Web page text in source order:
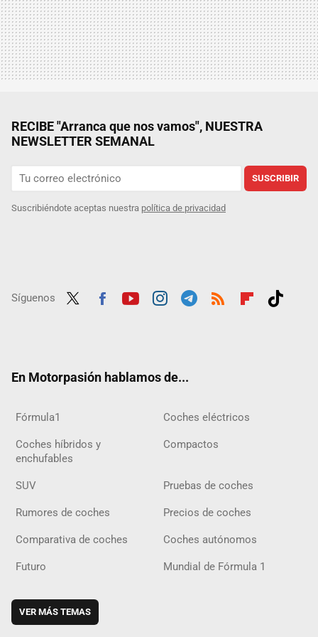
RECIBE "Arranca que nos vamos", NUESTRA
NEWSLETTER SEMANAL
SUSCRIBIR
Suscribiéndote aceptas nuestra política de privacidad
Síguenos
En Motorpasión hablamos de...
Fórmula1 Coches eléctricos
Coches híbridos y
enchufables
Compactos
SUV Pruebas de coches
Rumores de coches Precios de coches
Comparativa de coches Coches autónomos
Futuro Mundial de Fórmula 1
VER MÁS TEMAS